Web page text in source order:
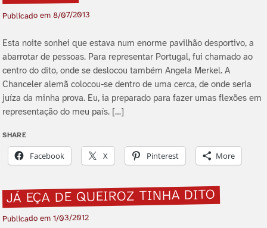
Publicado em8/07/2013
Esta noite sonhei que estava num enorme pavilhão desportivo, a
abarrotar de pessoas. Para representar Portugal, fui chamado ao
centro do dito, onde se deslocou também Angela Merkel. A
Chanceler alemã colocou-se dentro de uma cerca, de onde seria
juí­za da minha prova. Eu, ia preparado para fazer umas flexões em
representação do meu paí­s. […]
SHARE
Facebook X Pinterest More
JÁ EÇA DE QUEIROZ TINHA DITO
Publicado em1/03/2012